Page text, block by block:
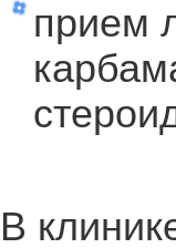
прием
В